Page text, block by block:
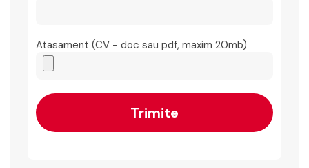
Atasament (CV - doc sau pdf, maxim 20mb)